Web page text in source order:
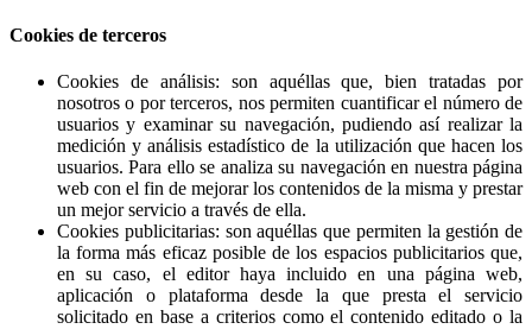
Cookies de terceros
Cookies de análisis: son aquéllas que, bien tratadas por
nosotros o por terceros, nos permiten cuantificar el número de
usuarios y examinar su navegación, pudiendo así realizar la
medición y análisis estadístico de la utilización que hacen los
usuarios. Para ello se analiza su navegación en nuestra página
web con el fin de mejorar los contenidos de la misma y prestar
un mejor servicio a través de ella.
Cookies publicitarias: son aquéllas que permiten la gestión de
la forma más eficaz posible de los espacios publicitarios que,
en su caso, el editor haya incluido en una página web,
aplicación o plataforma desde la que presta el servicio
solicitado en base a criterios como el contenido editado o la